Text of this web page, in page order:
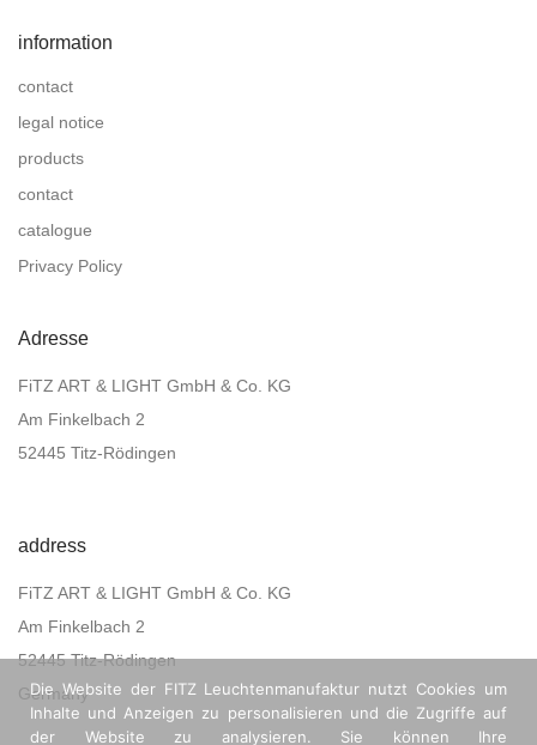
information
contact
legal notice
products
contact
catalogue
Privacy Policy
Adresse
FiTZ ART & LIGHT GmbH & Co. KG
Am Finkelbach 2
52445 Titz-Rödingen
address
FiTZ ART & LIGHT GmbH & Co. KG
Am Finkelbach 2
52445 Titz-Rödingen
Germany
Die Website der FITZ Leuchtenmanufaktur nutzt Cookies um
Inhalte und Anzeigen zu personalisieren und die Zugriffe auf
der Website zu analysieren. Sie können Ihre